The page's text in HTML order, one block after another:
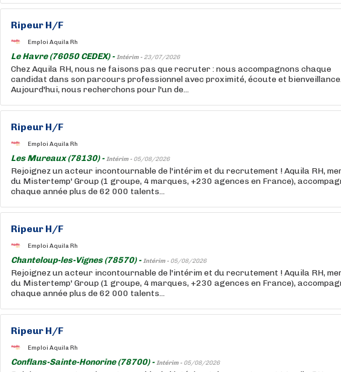
Ripeur H/F
Emploi Aquila Rh
Le Havre (76050 CEDEX) -Intérim - 23/07/2026
Chez Aquila RH, nous ne faisons pas que recruter : nous accompagnons chaque
candidat dans son parcours professionnel avec proximité, écoute et
Aujourd'hui, nous recherchons pour l'un de...
Ripeur H/F
Emploi Aquila Rh
Les Mureaux (78130) -Intérim - 05/08/2026
Rejoignez un acteur incontournable de l'intérim et du recrutement ! Aquila RH,
du Mistertemp' Group (1 groupe, 4 marques, +230 agences en France),
chaque année plus de 62 000 talents...
Ripeur H/F
Emploi Aquila Rh
Chanteloup-les-Vignes (78570) -Intérim - 05/08/2026
Rejoignez un acteur incontournable de l'intérim et du recrutement ! Aquila RH,
du Mistertemp' Group (1 groupe, 4 marques, +230 agences en France),
chaque année plus de 62 000 talents...
Ripeur H/F
Emploi Aquila Rh
Conflans-Sainte-Honorine (78700) -Intérim - 05/08/2026